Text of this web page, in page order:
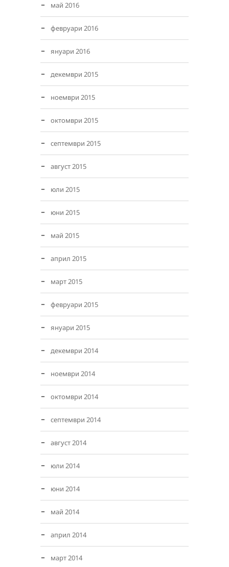
май 2016
февруари 2016
януари 2016
декември 2015
ноември 2015
октомври 2015
септември 2015
август 2015
юли 2015
юни 2015
май 2015
април 2015
март 2015
февруари 2015
януари 2015
декември 2014
ноември 2014
октомври 2014
септември 2014
август 2014
юли 2014
юни 2014
май 2014
април 2014
март 2014